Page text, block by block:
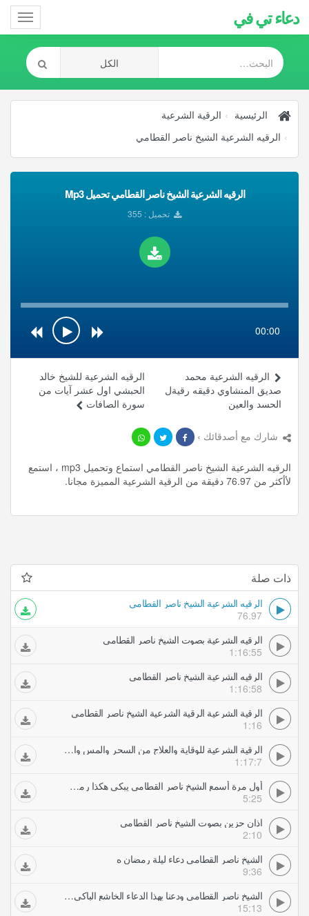
دعاء تي في
الرئيسية
الرقية الشرعية
الرقيه الشرعية الشيخ ناصر القطامي
الرقيه الشرعية الشيخ ناصر القطامي تحميل Mp3
تحميل : 355
00:00
الرقيه الشرعية للشيخ خالد
الحبشي اول عشر آيات من
سورة الصافات
الرقيه الشرعية محمد
صديق المنشاوي دقيقه رقيةل
الحسد والعين
شارك مع أصدقائك ›
الرقيه الشرعية الشيخ ناصر القطامي استماع وتحميل mp3 ، استمع
لأأكثر من 76.97 دقيقة من الرقية الشرعية المميزة مجانا.
ذات صلة
الرقيه الشرعية الشيخ ناصر القطامي
76.97
الرقيه الشرعية بصوت الشيخ ناصر القطامي
1:16:55
الرقيه الشرعية الشيخ ناصر القطامي
1:16:58
الرقية الشرعية الرقية الشرعية الشيخ ناصر القطامي
1:16
الرقية الشرعية للوقاية والعلاج من السحر والمس والعين والحسد بصوت الشيخ ناصر القطامي
1:17:7
أول مرة أسمع الشيخ ناصر القطامي يبكي هكذا رمضان ه
5:25
اذان حزين بصوت الشيخ ناصر القطامي
2:10
الشيخ ناصر القطامي دعاء ليلة رمضان ه
9:36
الشيخ ناصر القطامي ودعنا بهذا الدعاء الخاشع الباكي ليلة رمضان
15:13